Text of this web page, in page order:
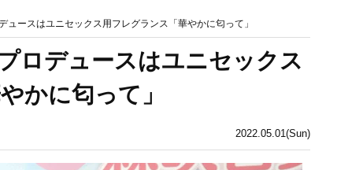
ュースはユニセックス用フレグランス「華やかに匂って」
2022.05.01(Sun)
ロデュースはユニセックス
かに匂って」